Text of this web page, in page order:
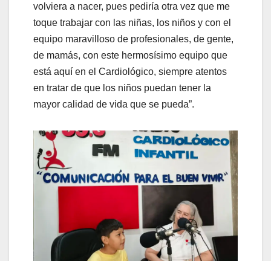
volviera a nacer, pues pediría otra vez que me
toque trabajar con las niñas, los niños y con el
equipo maravilloso de profesionales, de gente,
de mamás, con este hermosísimo equipo que
está aquí en el Cardiológico, siempre atentos
en tratar de que los niños puedan tener la
mayor calidad de vida que se pueda”.